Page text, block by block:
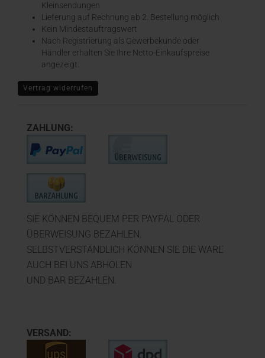
Kleinsendungen
​Lieferung auf Rechnung ab 2. Bestellung möglich
Kein Mindestauftragswert
Nach Registrierung als Gewerbekunde oder
Händler erhalten Sie Ihre Netto-Einkaufspreise
angezeigt.
Vertrag widerrufen
ZAHLUNG:
SIE KÖNNEN BEQUEM PER PAYPAL ODER
ÜBERWEISUNG BEZAHLEN.
SELBSTVERSTÄNDLICH KÖNNEN SIE DIE WARE
AUCH BEI UNS ABHOLEN
UND BAR BEZAHLEN.
VERSAND: